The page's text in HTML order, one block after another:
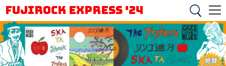
FUJIROCK EXPRESS '24